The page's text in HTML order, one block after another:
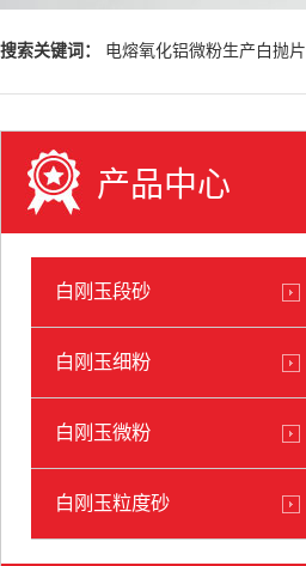
搜索关键词： 电熔氧化铝微粉生产白抛片
产品中心
白刚玉段砂
白刚玉细粉
白刚玉微粉
白刚玉粒度砂